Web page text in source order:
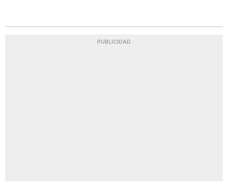
PUBLICIDAD